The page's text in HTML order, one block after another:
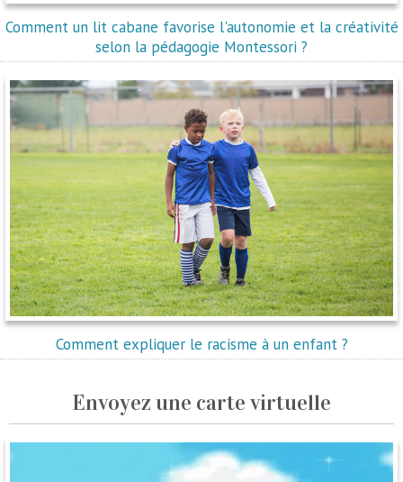
Comment un lit cabane favorise l'autonomie et la créativité
selon la pédagogie Montessori ?
Comment expliquer le racisme à un enfant ?
Envoyez une carte virtuelle